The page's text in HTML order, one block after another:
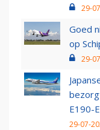
29-
Goed
op
29-
E190-
29-07-